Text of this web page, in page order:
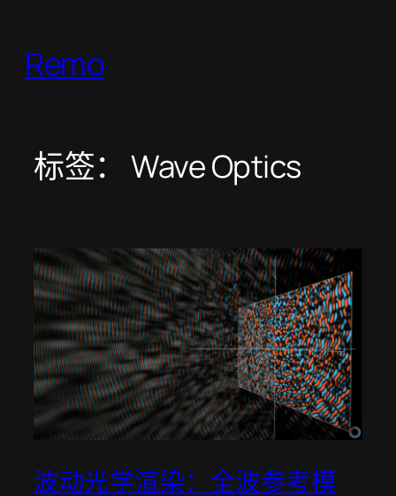
Remo
标签： Wave Optics
波动光学渲染：全波参考模